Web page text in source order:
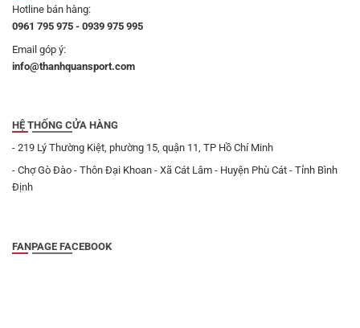
Hotline bán hàng:
0961 795 975 - 0939 975 995
Email góp ý:
info@thanhquansport.com
HỆ THỐNG CỬA HÀNG
- 219 Lý Thường Kiệt, phường 15, quận 11, TP Hồ Chí Minh
- Chợ Gò Đào - Thôn Đại Khoan - Xã Cát Lâm - Huyện Phù Cát - Tỉnh Bình
Định
FANPAGE FACEBOOK